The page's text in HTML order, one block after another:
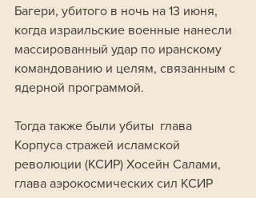
Багери, убитого в ночь на 13 июня,
когда израильские военные нанесли
массированный удар по иранскому
командованию и целям, связанным с
ядерной программой.
Тогда также были убиты  глава
Корпуса стражей исламской
революции (КСИР) Хосейн Салами,
глава аэрокосмических сил КСИР